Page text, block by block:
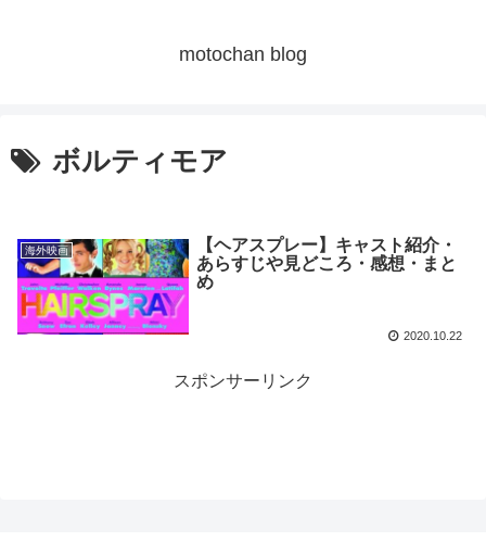
motochan blog
ボルティモア
海外映画
【ヘアスプレー】キャスト紹介・
あらすじや見どころ・感想・まと
め
2020.10.22
スポンサーリンク